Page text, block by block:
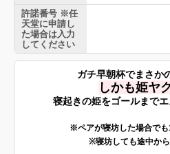
許諾番号 ※任
天堂に申請し
た場合は入力
してください
ガチ早朝杯でまさか
しかも姫ヤ
寝起きの姫をゴールまで
※ペアが寝坊した場合で
※寝坊しても途中か